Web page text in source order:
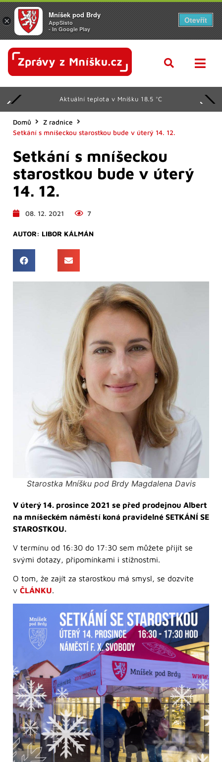
Aktuální teplota v Mníšku 18.5 °C
Domů
Z radnice
Setkání s mníšeckou starostkou bude v úterý 14. 12.
Setkání s mníšeckou
starostkou bude v úterý
14. 12.
08. 12. 2021 7
AUTOR: LIBOR KÁLMÁN
Starostka Mníšku pod Brdy Magdalena Davis
V úterý 14. prosince 2021 se před prodejnou Albert
na mníšeckém náměstí koná pravidelné SETKÁNÍ SE
STAROSTKOU.
V termínu od 16:30 do 17:30 sem můžete přijít se
svými dotazy, připomínkami i stížnostmi.
O tom, že zajít za starostkou má smysl, se dozvíte
v ČLÁNKU.
×
Mníšek pod Brdy
AppSisto
- In Google Play
Otevřít